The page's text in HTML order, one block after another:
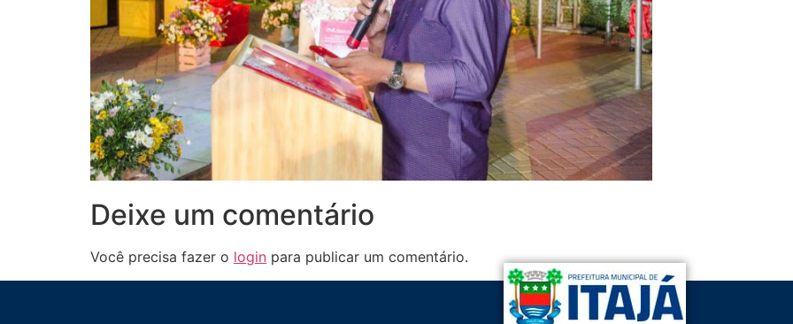
Deixe um comentário
Você precisa fazer o login para publicar um comentário.